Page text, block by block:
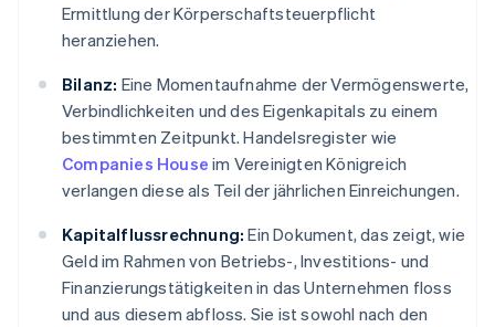
Ermittlung der Körperschaftsteuerpflicht
heranziehen.
Bilanz: Eine Momentaufnahme der Vermögenswerte,
Verbindlichkeiten und des Eigenkapitals zu einem
bestimmten Zeitpunkt. Handelsregister wie
Companies House im Vereinigten Königreich
verlangen diese als Teil der jährlichen Einreichungen.
Kapitalflussrechnung: Ein Dokument, das zeigt, wie
Geld im Rahmen von Betriebs-, Investitions- und
Finanzierungstätigkeiten in das Unternehmen floss
und aus diesem abfloss. Sie ist sowohl nach den